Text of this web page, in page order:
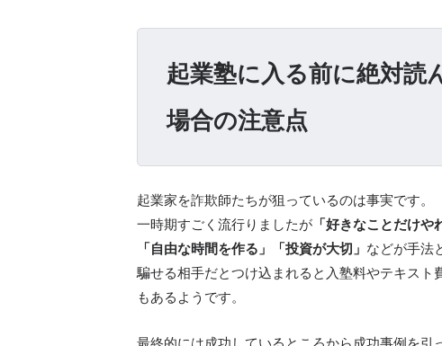
起業塾に入る前に絶対読
場合の注意点
起業家を詐欺師たちが狙っているのは事実です。
一時期すごく流行りましたが 「好きなことだけ
「自由な時間を作る」「投資が大切」 などが手法
騙せる相手だとつけ込まれると入塾料やテキス
もあるようです。